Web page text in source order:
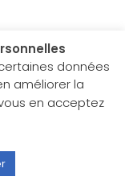
données
améliorer la
en acceptez